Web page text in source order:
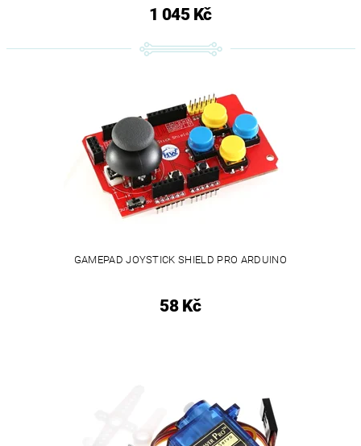
1 045 Kč
GAMEPAD JOYSTICK SHIELD PRO ARDUINO
58 Kč